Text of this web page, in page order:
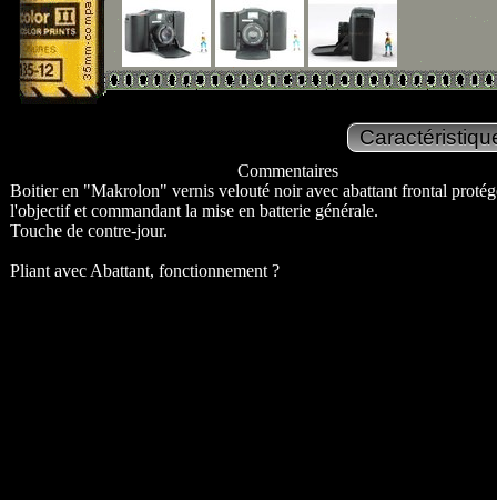
Commentaires
Boitier en "Makrolon" vernis velouté noir avec abattant frontal
l'objectif et commandant la mise en batterie générale.
Touche de contre-jour.
Pliant avec Abattant, fonctionnement ?